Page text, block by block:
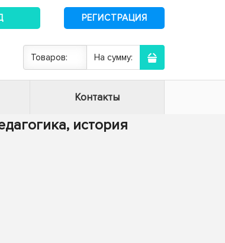
РЕГИСТРАЦИЯ
Товаров: На сумму:
Контакты
история